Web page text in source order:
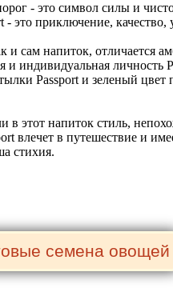
- это символ силы и
- это приключение,
и сам напиток, отличается
и индивидуальная личность
Passport и зеленый цвет
в этот напиток стиль,
влечет в путешествие и
стихия.